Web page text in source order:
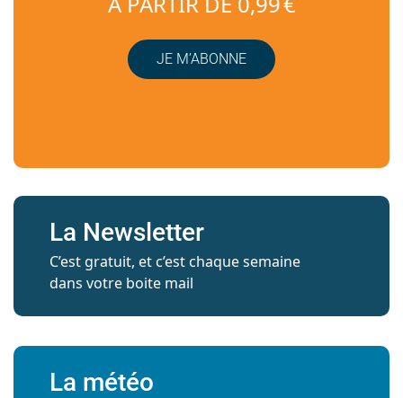
À PARTIR DE 0,99 €
JE M’ABONNE
La Newsletter
C’est gratuit, et c’est chaque semaine
dans votre boite mail
La météo